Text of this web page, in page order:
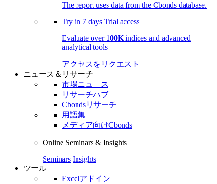
The report uses data from the Cbonds database.
Try in 7 days Trial access
Evaluate over 100K indices and advanced
analytical tools
アクセスをリクエスト
ニュース＆リサーチ
市場ニュース
リサーチハブ
Cbondsリサーチ
用語集
メディア向けCbonds
Online Seminars & Insights
Seminars Insights
ツール
Excelアドイン